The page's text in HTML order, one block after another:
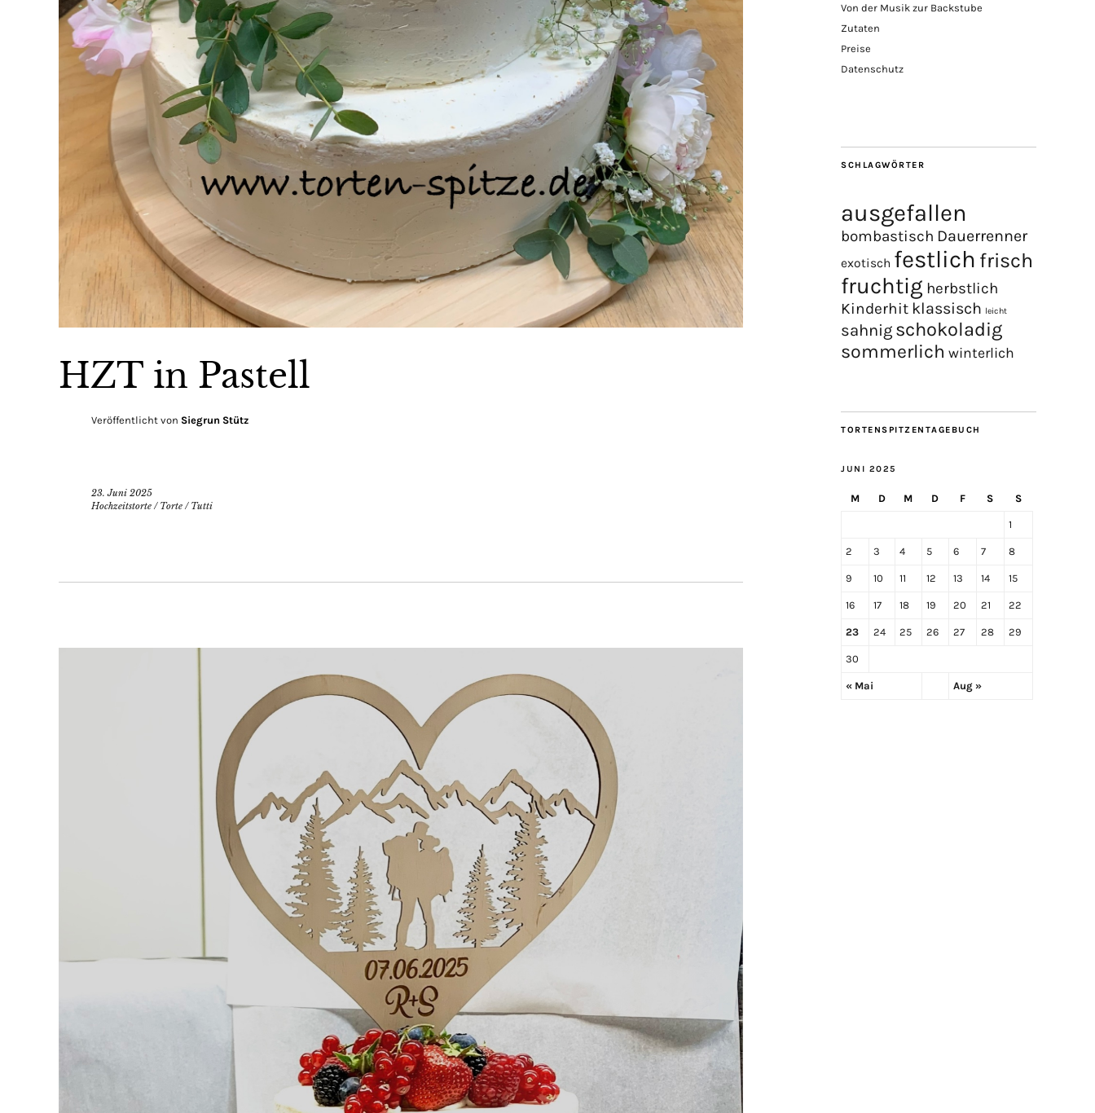
HZT in Pastell
Veröffentlicht von Siegrun Stütz
23. Juni 2025
Hochzeitstorte / Torte / Tutti
Von der Musik zur Backstube
Zutaten
Preise
Datenschutz
SCHLAGWÖRTER
ausgefallen
bombastisch Dauerrenner
exotisch festlich frisch
fruchtig herbstlich
Kinderhit klassisch leicht
sahnig schokoladig
sommerlich winterlich
TORTENSPITZENTAGEBUCH
JUNI 2025
M D M D F S S
« Mai Aug »
1
2 3 4 5 6 7 8
9 10 11 12 13 14 15
16 17 18 19 20 21 22
23 24 25 26 27 28 29
30